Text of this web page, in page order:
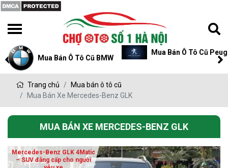
Mua Bán Ô Tô Cũ BMW
Mua Bán Ô Tô Cũ
Trang chủ
Mua bán ô tô cũ
Mua Bán Xe Mercedes-Benz GLK
MUA BÁN XE MERCEDES-BENZ GLK
Mercedes-Benz GLK 4Matic
– SUV đẳng cấp cho người